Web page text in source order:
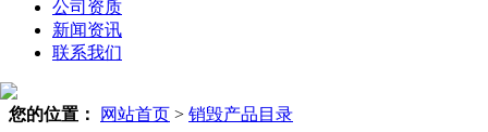
公司资质
新闻资讯
联系我们
您的位置： 网站首页 > 销毁产品目录